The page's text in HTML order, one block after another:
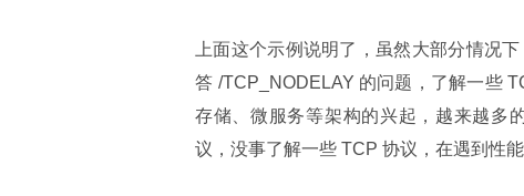
上面这个示例说明了，虽然大部分情况
答 /TCP_NODELAY 的问题，了解一些
存储、微服务等架构的兴起，越来越多
议，没事了解一些 TCP 协议，在遇到性